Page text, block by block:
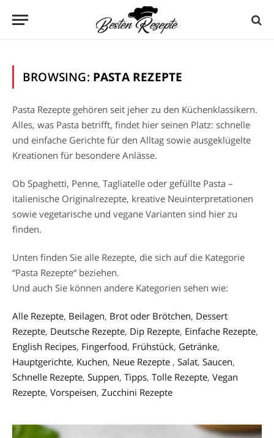
BROWSING: PASTA REZEPTE
Pasta Rezepte gehören seit jeher zu den Küchenklassikern.
Alles, was Pasta betrifft, findet hier seinen Platz: schnelle
und einfache Gerichte für den Alltag sowie ausgeklügelte
Kreationen für besondere Anlässe.
Ob Spaghetti, Penne, Tagliatelle oder gefüllte Pasta –
italienische Originalrezepte, kreative Neuinterpretationen
sowie vegetarische und vegane Varianten sind hier zu
finden.
Unten finden Sie alle Rezepte, die sich auf die Kategorie
“Pasta Rezepte“ beziehen.
Und auch Sie können andere Kategorien sehen wie:
Alle Rezepte, Beilagen, Brot oder Brötchen, Dessert
Rezepte, Deutsche Rezepte, Dip Rezepte, Einfache Rezepte,
English Recipes, Fingerfood, Frühstück, Getränke,
Hauptgerichte, Kuchen, Neue Rezepte , Salat, Saucen,
Schnelle Rezepte, Suppen, Tipps, Tolle Rezepte, Vegan
Rezepte, Vorspeisen, Zucchini Rezepte